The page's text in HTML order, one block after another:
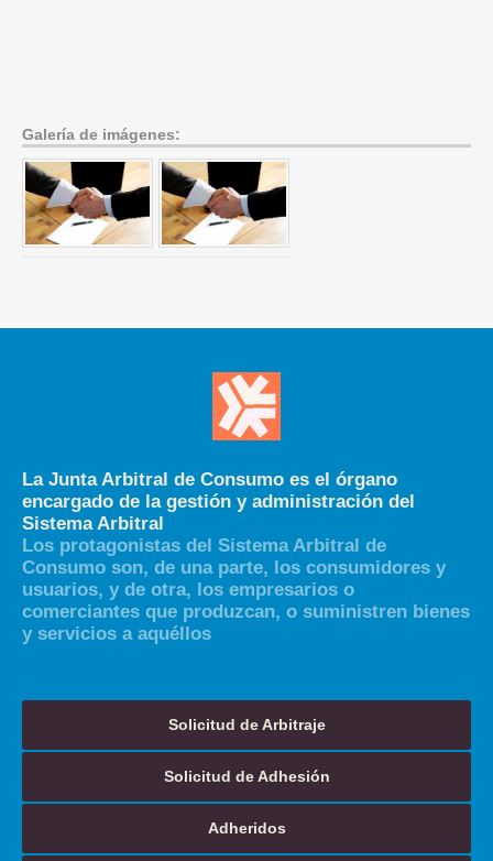
Galería de imágenes:
La Junta Arbitral de Consumo es el órgano
encargado de la gestión y administración del
Sistema Arbitral
Los protagonistas del Sistema Arbitral de
Consumo son, de una parte, los consumidores y
usuarios, y de otra, los empresarios o
comerciantes que produzcan, o suministren bienes
y servicios a aquéllos
Solicitud de Arbitraje
Solicitud de Adhesión
Adheridos